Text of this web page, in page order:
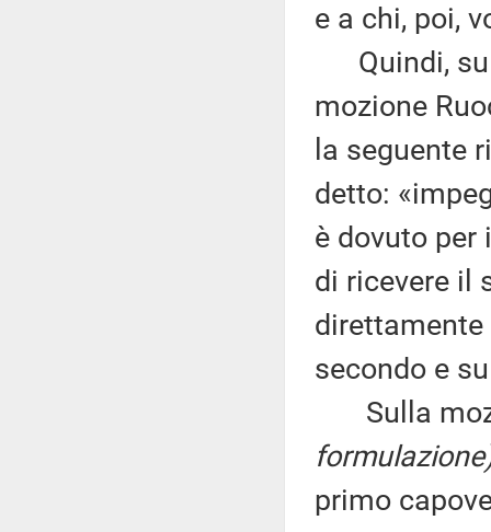
e a chi, poi,
Quindi, sul
mozione
la seguente
detto:
è dovuto per
di ricevere il
secondo e
Sulla
primo